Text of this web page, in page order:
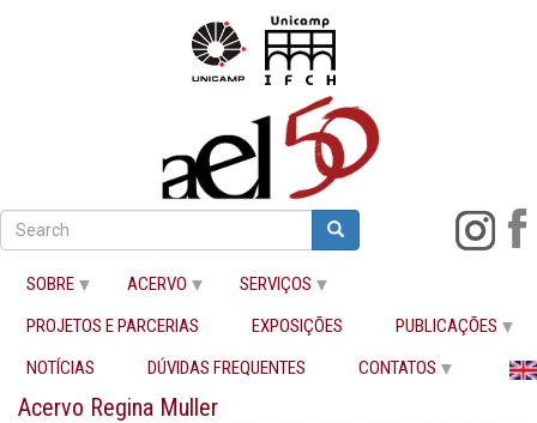
para
principal
Buscar
Search Search
SOBRE ACERVO
SERVIÇOS
PROJETOS E PARCERIAS
EXPOSIÇÕES
PUBLICAÇÕES
NOTÍCIAS
DÚVIDAS FREQUENTES CONTATOS
Acervo Regina Muller